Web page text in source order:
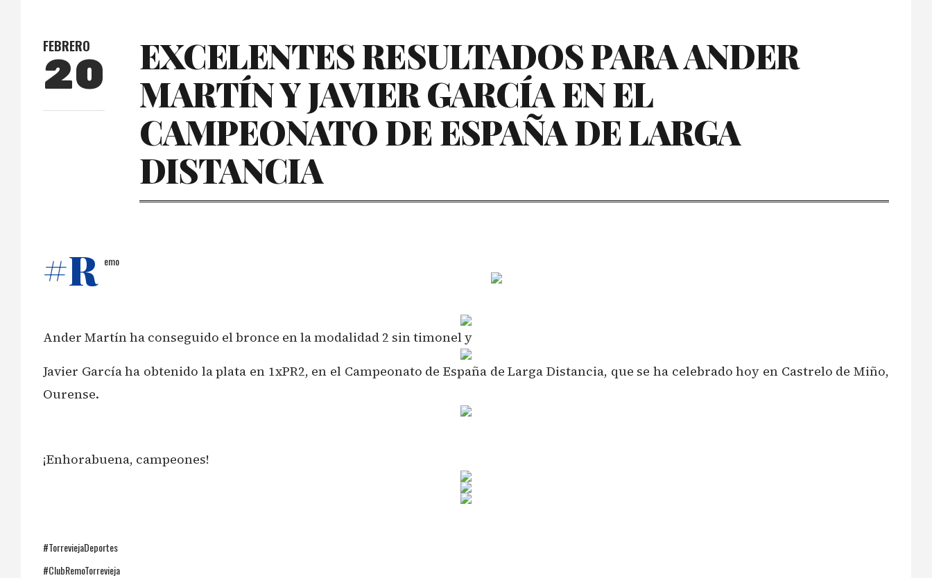
FEBRERO
20
EXCELENTES RESULTADOS PARA ANDER
MARTÍN Y JAVIER GARCÍA EN EL
CAMPEONATO DE ESPAÑA DE LARGA
DISTANCIA
#R emo
Ander Martín ha conseguido el bronce en la modalidad 2 sin timonel y
Javier García ha obtenido la plata en 1xPR2, en el Campeonato de España de Larga Distancia, que se ha celebrado hoy en Castrelo de Miño,
Ourense.
¡Enhorabuena, campeones!
#TorreviejaDeportes
#ClubRemoTorrevieja